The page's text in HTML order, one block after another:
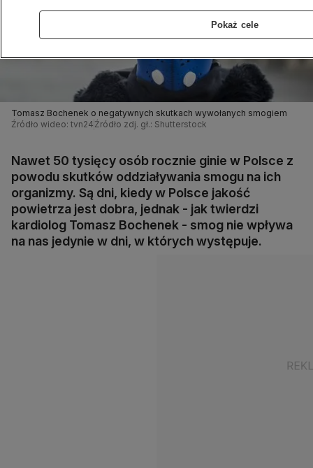
Tomasz Bochenek o negatywnych skutkach wywołanych smogiem
Źródło wideo: tvn24 Źródło zdj. gł.: Shutterstock
Nawet 50 tysięcy osób rocznie ginie w Polsce z
powodu skutków oddziaływania smogu na ich
organizmy. Są dni, kiedy w Polsce jakość
powietrza jest dobra, jednak - jak twierdzi
kardiolog Tomasz Bochenek - smog nie wpływa
na nas jedynie w dni, w których występuje.
Pokaż cele